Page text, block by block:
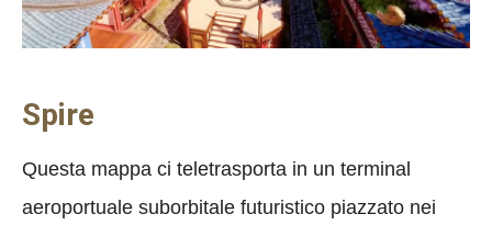
Spire
Questa mappa ci teletrasporta in un terminal
aeroportuale suborbitale futuristico piazzato nei